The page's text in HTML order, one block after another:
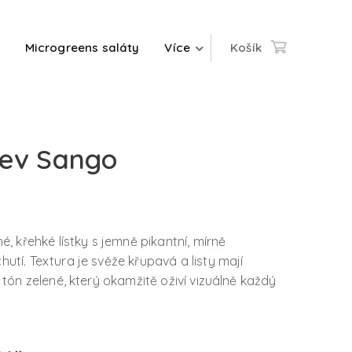
Microgreens saláty Více Košík
Sango
křehké lístky s jemně pikantní, mírně
Textura je svěže křupavá a listy mají
zelené, který okamžitě oživí vizuálně každý